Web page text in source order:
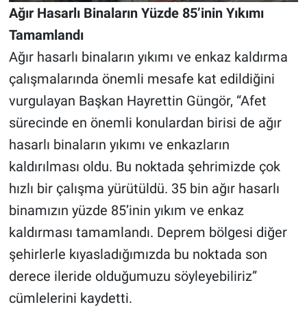
Ağır Hasarlı Binaların Yüzde 85’inin Yıkımı
Tamamlandı
Ağır hasarlı binaların yıkımı ve enkaz kaldırma
çalışmalarında önemli mesafe kat edildiğini
vurgulayan Başkan Hayrettin Güngör, “Afet
sürecinde en önemli konulardan birisi de ağır
hasarlı binaların yıkımı ve enkazların
kaldırılması oldu. Bu noktada şehrimizde çok
hızlı bir çalışma yürütüldü. 35 bin ağır hasarlı
binamızın yüzde 85’inin yıkım ve enkaz
kaldırması tamamlandı. Deprem bölgesi diğer
şehirlerle kıyasladığımızda bu noktada son
derece ileride olduğumuzu söyleyebiliriz”
cümlelerini kaydetti.